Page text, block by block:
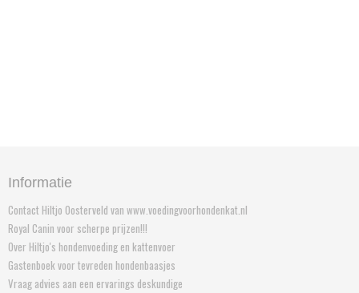
Informatie
Contact Hiltjo Oosterveld van www.voedingvoorhondenkat.nl
Royal Canin voor scherpe prijzen!!!
Over Hiltjo's hondenvoeding en kattenvoer
Gastenboek voor tevreden hondenbaasjes
Vraag advies aan een ervarings deskundige